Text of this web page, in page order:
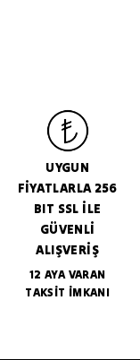
UYGUN
FİYATLARLA 256
BIT SSL İLE
GÜVENLİ
ALIŞVERİŞ
12 AYA VARAN
TAKSİT İMKANI